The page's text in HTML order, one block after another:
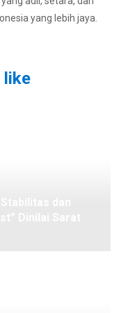
yang lebih jaya.
like